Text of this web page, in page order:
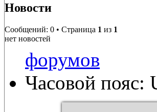
Новости
Сообщений: 0 • Страница 1 из 1
нет новостей
форумов
Часовой пояс: